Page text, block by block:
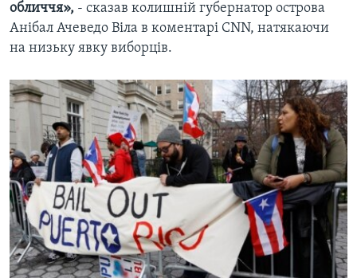
обличчя», - сказав колишній губернатор острова
Анібал Ачеведо Віла в коментарі CNN, натякаючи
на низьку явку виборців.